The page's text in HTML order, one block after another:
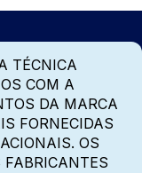
TÉCNICA
COM A
DA MARCA
FORNECIDAS
OS
FABRICANTES